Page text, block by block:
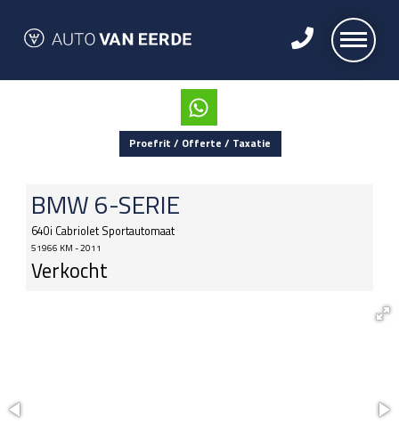
Proefrit / Offerte / Taxatie
BMW6-SERIE
640i Cabriolet Sportautomaat
51966 KM - 2011
Verkocht